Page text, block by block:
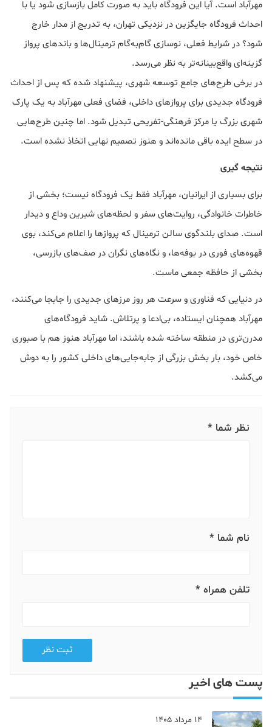
مهرآباد است. آیا این فرودگاه باید به صورت کامل بازسازی شود یا با
احداث فرودگاه جایگزین در نزدیکی تهران، به تدریج از مدار خارج
شود؟ در شرایط فعلی، نوسازی گام‌به‌گام ترمینال‌ها و باندهای پرواز
گزینه‌ای واقع‌بینانه‌تر به نظر می‌رسد.
در برخی طرح‌های جامع توسعه شهری، پیشنهاد شده که پس از احداث
فرودگاه جدیدی برای پروازهای داخلی، فضای فعلی مهرآباد به یک پارک
شهری بزرگ یا مرکز فرهنگی-تفریحی تبدیل شود. اما چنین طرح‌هایی
در سطح ایده باقی مانده‌اند و هنوز تصمیم نهایی اتخاذ نشده است.
نتیجه گیری
برای بسیاری از ایرانیان، مهرآباد فقط یک فرودگاه نیست؛ بخشی از
خاطرات خانوادگی، روایت‌های سفر و لحظه‌های شیرین وداع و دیدار
است. صدای بلندگوی سالن ترمینال که پروازها را اعلام می‌کند، بوی
قهوه‌های فوری در بوفه‌ها، و نگاه‌های نگران در صف‌های بازرسی،
بخشی از حافظه جمعی ماست.
در دنیایی که فناوری و سرعت هر روز مرزهای جدیدی را جابجا می‌کنند،
مهرآباد همچنان ایستاده، بی‌ادعا و پرتلاش. شاید فرودگاه‌های
مدرن‌تری در منطقه ساخته شده باشند، اما مهرآباد هنوز هم با صبوری
خاص خود، بار بخش بزرگی از جابه‌جایی‌های داخلی کشور را به دوش
می‌کشد.
نظر شما *
نام شما *
تلفن همراه *
ثبت نظر
پست های اخیر
14 مرداد 1405